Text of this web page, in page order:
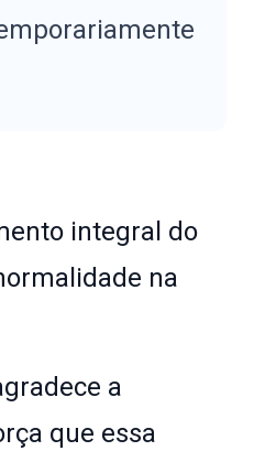
integral do
na
a
que essa